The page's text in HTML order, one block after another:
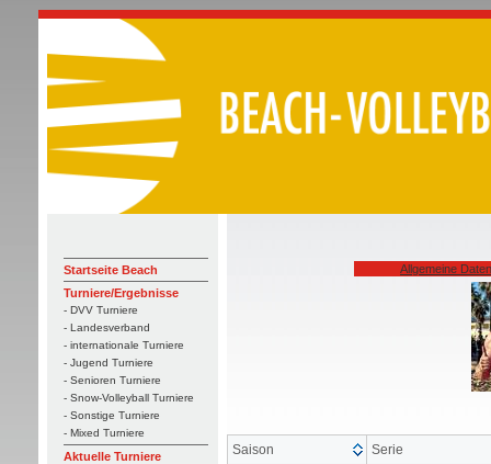
Startseite Beach
Turniere/Ergebnisse
- DVV Turniere
- Landesverband
- internationale Turniere
- Jugend Turniere
- Senioren Turniere
- Snow-Volleyball Turniere
- Sonstige Turniere
- Mixed Turniere
Aktuelle Turniere
Allgemeine
Saison Serie